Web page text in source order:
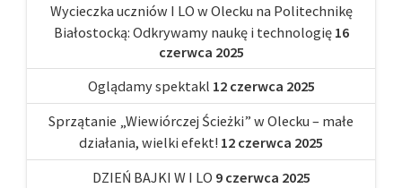
Wycieczka uczniów I LO w Olecku na Politechnikę
Białostocką: Odkrywamy naukę i technologię 16
czerwca 2025
Oglądamy spektakl 12 czerwca 2025
Sprzątanie „Wiewiórczej Ścieżki” w Olecku – małe
działania, wielki efekt! 12 czerwca 2025
DZIEŃ BAJKI W I LO 9 czerwca 2025